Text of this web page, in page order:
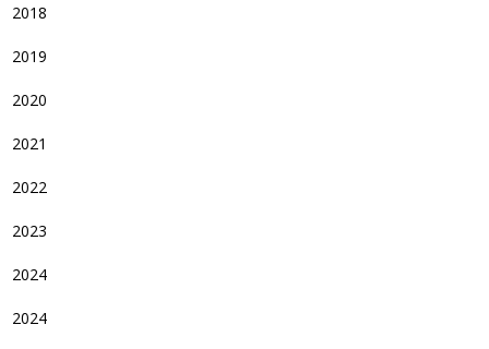
2018
2019
2020
2021
2022
2023
2024
2024